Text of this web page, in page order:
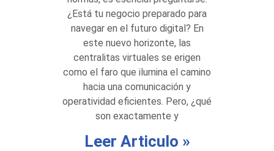
¿Está tu negocio preparado para
navegar en el futuro digital? En
este nuevo horizonte, las
centralitas virtuales se erigen
como el faro que ilumina el camino
hacia una comunicación y
operatividad eficientes. Pero, ¿qué
son exactamente y
Leer Articulo »